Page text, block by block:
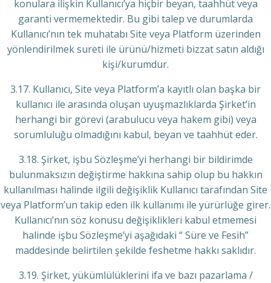
konulara ilişkin Kullanıcı’ya hiçbir beyan, taahhüt veya
garanti vermemektedir. Bu gibi talep ve durumlarda
Kullanıcı’nın tek muhatabı Site veya Platform üzerinden
yönlendirilmek sureti ile ürünü/hizmeti bizzat satın aldığı
kişi/kurumdur.
3.17. Kullanıcı, Site veya Platform’a kayıtlı olan başka bir
kullanıcı ile arasında oluşan uyuşmazlıklarda Şirket’in
herhangi bir görevi (arabulucu veya hakem gibi) veya
sorumluluğu olmadığını kabul, beyan ve taahhüt eder.
3.18. Şirket, işbu Sözleşme’yi herhangi bir bildirimde
bulunmaksızın değiştirme hakkına sahip olup bu hakkın
kullanılması halinde ilgili değişiklik Kullanıcı tarafından Site
veya Platform’un takip eden ilk kullanımı ile yürürlüğe girer.
Kullanıcı’nın söz konusu değişiklikleri kabul etmemesi
halinde işbu Sözleşme’yi aşağıdaki “ Süre ve Fesih”
maddesinde belirtilen şekilde feshetme hakkı saklıdır.
3.19. Şirket, yükümlülüklerini ifa ve bazı pazarlama /